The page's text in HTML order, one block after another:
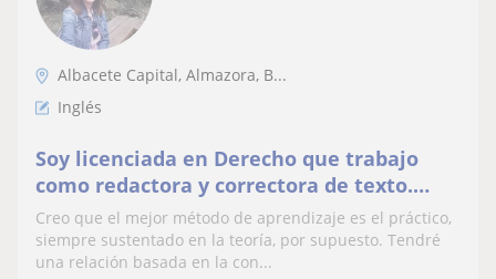
Albacete Capital, Almazora, B...
Inglés
Soy licenciada en Derecho que trabajo
como redactora y correctora de texto.
Puedo dar clases de lengua, literatura y
también inglés hasta el nivel B1. Si se
trata de niños pequeños puedo dar clases
Creo que el mejor método de aprendizaje es el práctico,
siempre sustentado en la teoría, por supuesto. Tendré
una relación basada en la con...